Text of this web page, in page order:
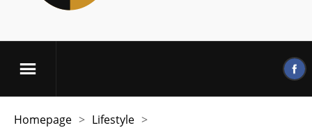
Homepage > Lifestyle >